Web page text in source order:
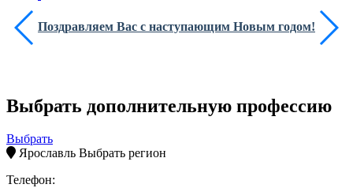
Поздравляем Вас с наступающим Новым годом!
Выбрать дополнительную профессию
Выбрать
Ярославль Выбрать регион
Телефон: